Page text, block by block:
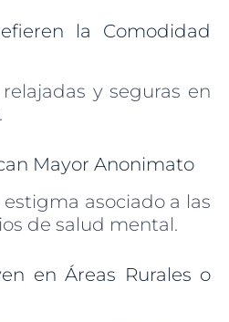
la Comodidad
y seguras en
Mayor Anonimato
asociado a las
de salud mental.
en Áreas Rurales o